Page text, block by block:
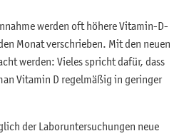
werden oft höhere Vitamin-D-
Monat verschrieben. Mit den neuen
werden: Vieles spricht dafür, dass
Vitamin D regelmäßig in geringer
der Laboruntersuchungen neue